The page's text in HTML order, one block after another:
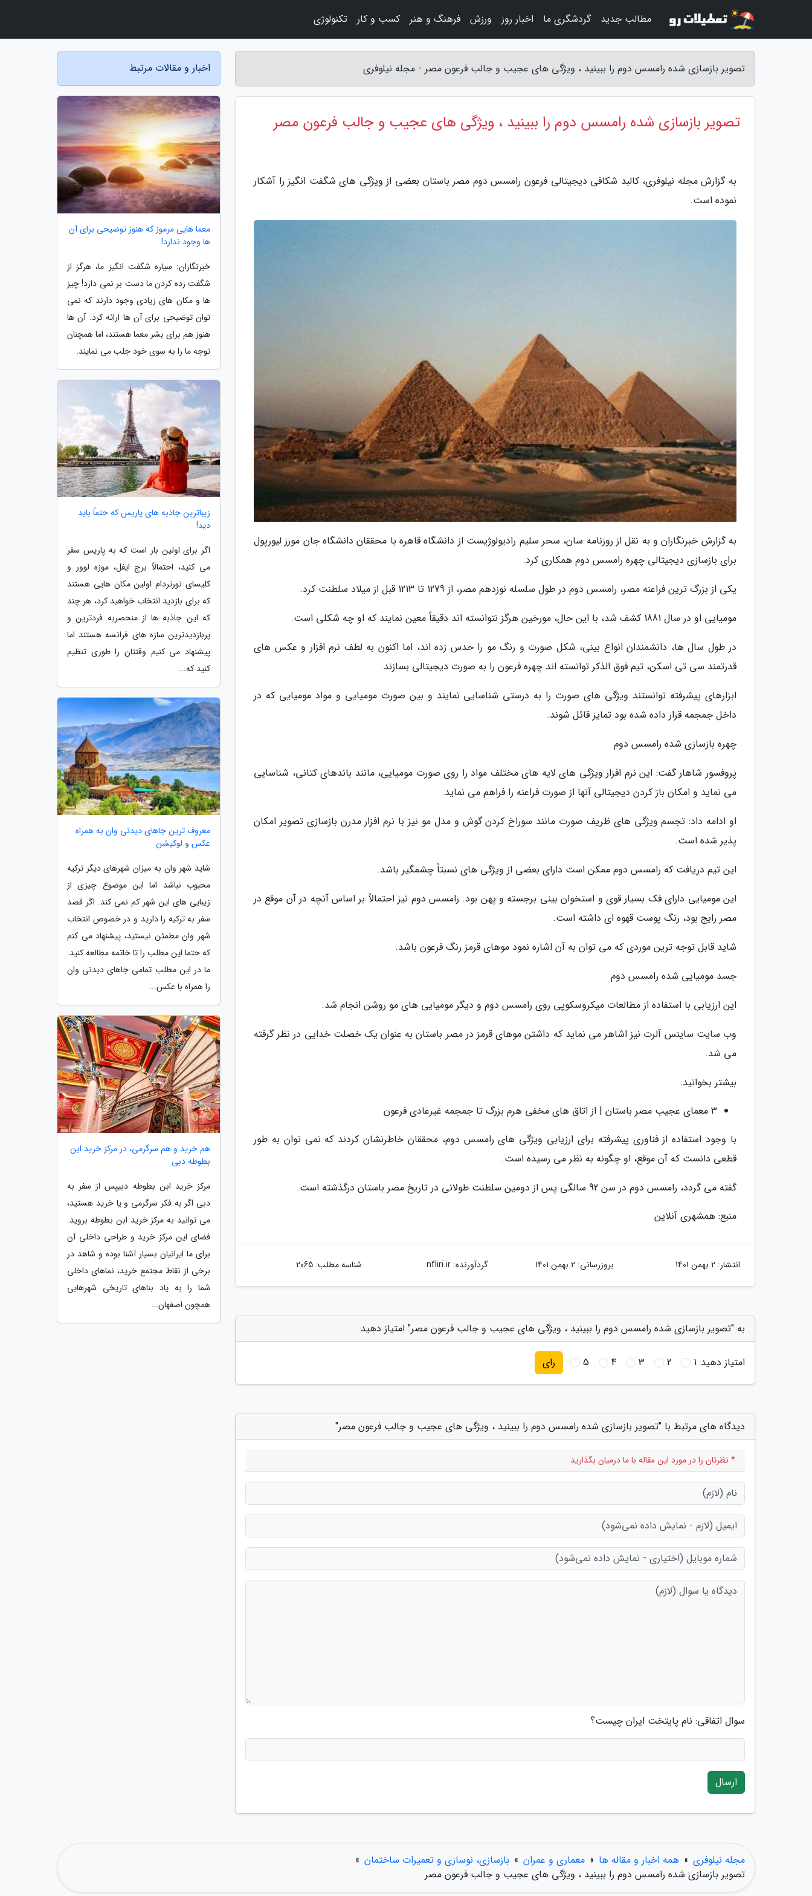
تصویر بازسازی شده رامسس دوم را ببینید ، ویژگی های عجیب و جالب فرعون مصر - مجله نیلوفری
تصویر بازسازی شده رامسس دوم را ببینید ، ویژگی های عجیب و جالب فرعون مصر
به گزارش مجله نیلوفری، کالبد شکافی دیجیتالی فرعون رامسس دوم مصر باستان بعضی از ویژگی های شگفت انگیز را آشکار
نموده است.
به گزارش خبرنگاران و به نقل از روزنامه سان، سحر سلیم رادیولوژیست از دانشگاه قاهره با محققان دانشگاه جان مورز لیورپول
برای بازسازی دیجیتالی چهره رامسس دوم همکاری کرد.
یکی از بزرگ ترین فراعنه مصر، رامسس دوم در طول سلسله نوزدهم مصر، از 1279 تا 1213 قبل از میلاد سلطنت کرد.
مومیایی او در سال 1881 کشف شد، با این حال، مورخین هرگز نتوانسته اند دقیقاً معین نمایند که او چه شکلی است.
در طول سال ها، دانشمندان انواع بینی، شکل صورت و رنگ مو را حدس زده اند، اما اکنون به لطف نرم افزار و عکس های
قدرتمند سی تی اسکن، تیم فوق الذکر توانسته اند چهره فرعون را به صورت دیجیتالی بسازند.
ابزارهای پیشرفته توانستند ویژگی های صورت را به درستی شناسایی نمایند و بین صورت مومیایی و مواد مومیایی که در
داخل جمجمه قرار داده شده بود تمایز قائل شوند.
چهره بازسازی شده رامسس دوم
پروفسور شاهار گفت: این نرم افزار ویژگی های لایه های مختلف مواد را روی صورت مومیایی، مانند باندهای کتانی، شناسایی
می نماید و امکان باز کردن دیجیتالی آنها از صورت فراعنه را فراهم می نماید.
او ادامه داد: تجسم ویژگی های ظریف صورت مانند سوراخ کردن گوش و مدل مو نیز با نرم افزار مدرن بازسازی تصویر امکان
پذیر شده است.
این تیم دریافت که رامسس دوم ممکن است دارای بعضی از ویژگی های نسبتاً چشمگیر باشد.
این مومیایی دارای فک بسیار قوی و استخوان بینی برجسته و پهن بود. رامسس دوم نیز احتمالاً بر اساس آنچه در آن موقع در
مصر رایج بود، رنگ پوست قهوه ای داشته است.
شاید قابل توجه ترین موردی که می توان به آن اشاره نمود موهای قرمز رنگ فرعون باشد.
جسد مومیایی شده رامسس دوم
این ارزیابی با استفاده از مطالعات میکروسکوپی روی رامسس دوم و دیگر مومیایی های مو روشن انجام شد.
وب سایت ساینس آلرت نیز اشاهر می نماید که داشتن موهای قرمز در مصر باستان به عنوان یک خصلت خدایی در نظر گرفته
می شد.
بیشتر بخوانید:
3 معمای عجیب مصر باستان | از اتاق های مخفی هرم بزرگ تا جمجمه غیرعادی فرعون
با وجود استفاده از فناوری پیشرفته برای ارزیابی ویژگی های رامسس دوم، محققان خاطرنشان کردند که نمی توان به طور
قطعی دانست که آن موقع، او چگونه به نظر می رسیده است.
گفته می گردد، رامسس دوم در سن 92 سالگی پس از دومین سلطنت طولانی در تاریخ مصر باستان درگذشته است.
منبع: همشهری آنلاین
انتشار: 2 بهمن 1401 بروزرسانی: 2 بهمن 1401 گردآورنده:nfliri.ir شناسه مطلب: 2065
به "تصویر بازسازی شده رامسس دوم را ببینید ، ویژگی های عجیب و جالب فرعون مصر" امتیاز دهید
امتیاز دهید:1
2
3
4
5 رای
دیدگاه های مرتبط با "تصویر بازسازی شده رامسس دوم را ببینید ، ویژگی های عجیب و جالب فرعون مصر"
* نظرتان را در مورد این مقاله با ما درمیان بگذارید
سوال اتفاقی: نام پایتخت ایران چیست؟
ارسال
اخبار و مقالات مرتبط
معما هایی مرموز که هنوز توضیحی برای آن
ها وجود ندارد!
خبرنگاران: سیاره شگفت انگیز ما، هرگز از
شگفت زده کردن ما دست بر نمی دارد! چیز
ها و مکان های زیادی وجود دارند که نمی
توان توضیحی برای آن ها ارائه کرد. آن ها
هنوز هم برای بشر معما هستند، اما همچنان
توجه ما را به سوی خود جلب می نمایند.
زیباترین جاذبه های پاریس که حتماً باید
دید!
اگر برای اولین بار است که به پاریس سفر
می کنید، احتمالاً برج ایفل، موزه لوور و
کلیسای نورتردام اولین مکان هایی هستند
که برای بازدید انتخاب خواهید کرد، هر چند
که این جاذبه ها از منحصربه فردترین و
پربازدیدترین سازه های فرانسه هستند اما
پیشنهاد می کنیم وقتتان را طوری تنظیم
کنید که...
معروف ترین جاهای دیدنی وان به همراه
عکس و لوکیشن
شاید شهر وانِ به میزان شهرهای دیگر ترکیه
محبوب نباشد اما این موضوع چیزی از
زیبایی های این شهر کم نمی کند. اگر قصد
سفر به ترکیه را دارید و در خصوص انتخاب
شهر وان مطمئن نیستید، پیشنهاد می کنم
که حتما این مطلب را تا خاتمه مطالعه کنید.
ما در این مطلب تمامی جاهای دیدنی وان
را همراه با عکس...
هم خرید و هم سرگرمی، در مرکز خرید ابن
بطوطه دبی
مرکز خرید ابن بطوطه دبیپس از سفر به
دبی اگر به فکر سرگرمی و یا خرید هستید،
می توانید به مرکز خرید ابن بطوطه بروید.
فضای این مرکز خرید و طراحی داخلی آن
برای ما ایرانیان بسیار آشنا بوده و شاهد در
برخی از نقاط مجتمع خرید، نماهای داخلی
شما را به یاد بناهای تاریخی شهرهایی
همچون اصفهان...
مجله نیلوفری » همه اخبار و مقاله ها » معماری و عمران » بازسازی، نوسازی و تعمیرات ساختمان »
تصویر بازسازی شده رامسس دوم را ببینید ، ویژگی های عجیب و جالب فرعون مصر
مطالب جدید گردشگری ما اخبار روز ورزش فرهنگ و هنر کسب و کار تکنولوژی